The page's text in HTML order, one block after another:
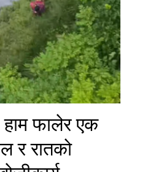
हाम फालेर एक
र रातको